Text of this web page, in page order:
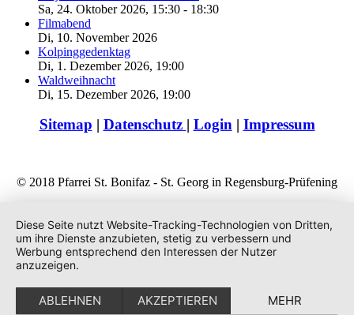
Sa, 24. Oktober 2026, 15:30 - 18:30
Filmabend
Di, 10. November 2026
Kolpinggedenktag
Di, 1. Dezember 2026, 19:00
Waldweihnacht
Di, 15. Dezember 2026, 19:00
Sitemap | Datenschutz | Login| Impressum
© 2018 Pfarrei St. Bonifaz - St. Georg in Regensburg-Prüfening
Diese Seite nutzt Website-Tracking-Technologien von Dritten,
um ihre Dienste anzubieten, stetig zu verbessern und
Werbung entsprechend den Interessen der Nutzer
anzuzeigen.
ABLEHNEN AKZEPTIEREN MEHR